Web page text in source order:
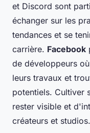
et Discord sont
échanger sur les
tendances et se
carrière. Facebook
de développeurs
leurs travaux et
potentiels. Cultiver
rester visible et
créateurs et studios.